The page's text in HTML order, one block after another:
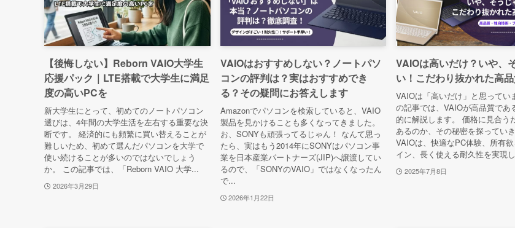
【後悔しない】Reborn VAIO大学生
応援パック｜LTE搭載で大学生に満足
度の高いPCを
新大学生にとって、初めてのノートパソコン
選びは、4年間の大学生活を左右する重要な決
断です。 経済的にも頻繁に買い替えることが
難しいため、初めて選んだパソコンを大学で
使い続けることが多いのではないでしょう
か。 この記事では、「Reborn VAIO 大学...
2026年3月29日
VAIOはおすすめしない？ノートパソ
コンの評判は？実はおすすめでき
る？その疑問にお答えします
Amazonでパソコンを検索していると、VAIO
製品を見かけることも多くなってきました。
お、SONYも頑張ってるじゃん！ なんて思っ
たら、実はもう2014年にSONYはパソコン事
業を日本産業パートナーズ(JIP)へ譲渡してい
るので、「SONYのVAIO」ではなくなったん
で...
2026年1月22日
VAIOは高いだけ？いや、
い！こだわり抜かれた高
VAIOは「高いだけ」と思ってい
の記事では、VAIOが高品質であ
的に解説します。 価格に見合う
あるのか、その秘密を探っていき
VAIOは、快適なPC体験、所有
イン、長く使える耐久性を実現
2025年7月8日